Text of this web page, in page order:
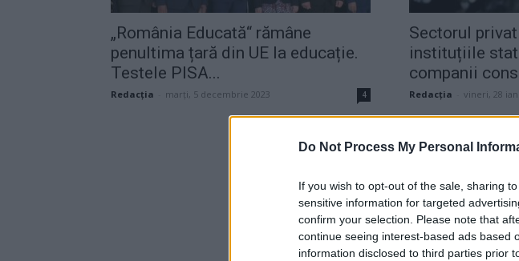
Do Not Process My Personal
If you wish to opt-out of the sale, sharing
sensitive information for targeted
confirm your selection. Please note that
continue seeing interest-based ads based
information disclosed to third parties prior
„România Educată“ rămâne
penultima țară din UE la educație.
Testele PISA...
Redacţia marți, 5 decembrie 2023 4
Sectorul
instituțiile
companii
Redacţia vineri, 28